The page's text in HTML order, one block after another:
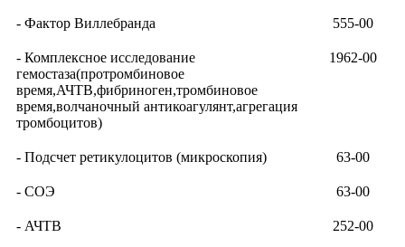
- Фактор Виллебранда 555-00
- Комплексное исследование
гемостаза(протромбиновое
время,АЧТВ,фибриноген,тромбиновое
время,волчаночный антикоагулянт,агрегация
тромбоцитов)
1962-00
- Подсчет ретикулоцитов (микроскопия) 63-00
- СОЭ 63-00
- АЧТВ 252-00